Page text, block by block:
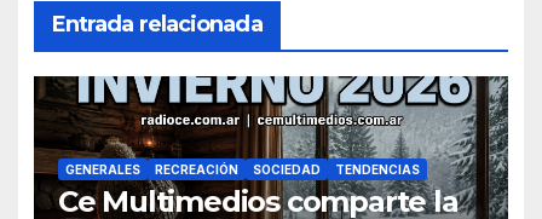
Entrada relacionada
GENERALES RECREACIÓN SOCIEDAD TENDENCIAS
Ce Multimedios comparte la